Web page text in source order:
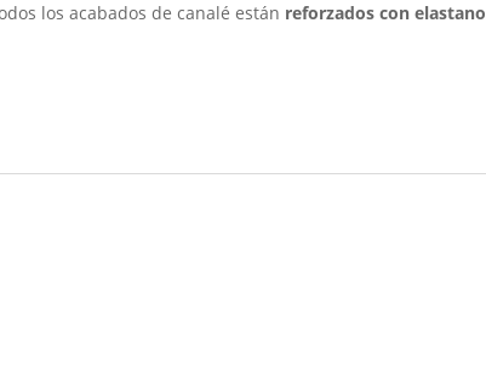
los acabados de canalé están reforzados con elastano